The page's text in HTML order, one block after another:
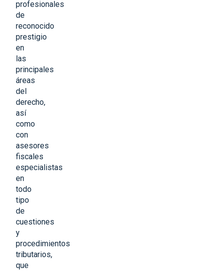
profesionales
de
reconocido
prestigio
en
las
principales
áreas
del
derecho,
así
como
con
asesores
fiscales
especialistas
en
todo
tipo
de
cuestiones
y
procedimientos
tributarios,
que